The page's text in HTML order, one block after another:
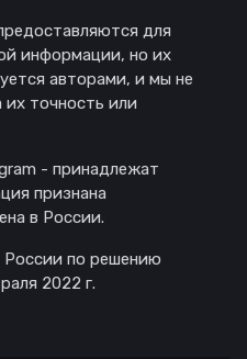
для
информации, но их
авторами, и мы не
их точность или
- принадлежат
признана
в России.
России по решению
2022 г.